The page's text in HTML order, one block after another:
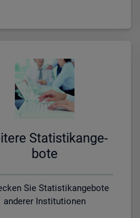
Sta­tis­tik­an­ge­
bo­te
Sie Statistikangebote
anderer Institutionen